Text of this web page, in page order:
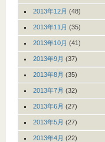
2013年12月 (48)
2013年11月 (35)
2013年10月 (41)
2013年9月 (37)
2013年8月 (35)
2013年7月 (32)
2013年6月 (27)
2013年5月 (27)
2013年4月 (22)